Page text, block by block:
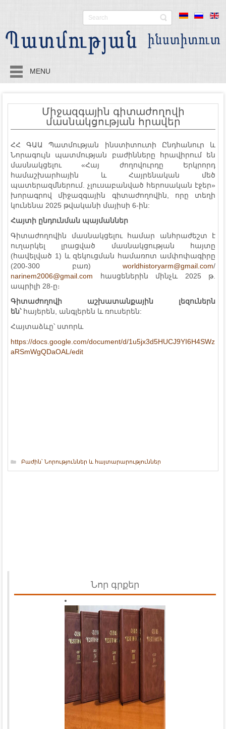
MENU
Միջազգային գիտաժողովի
մասնակցության հրավեր
ՀՀ ԳԱԱ Պատմության ինստիտուտի Ընդհանուր և
Նորագույն պատմության բաժինները հրավիրում են
մասնակցելու «Հայ ժողովուրդը Երկրորդ
համաշխարհային և Հայրենական մեծ
պատերազմներում. չլուսաբանված հերոսական էջեր»
խորագրով միջազգային գիտաժողովին, որը տեղի
կունենա 2025 թվականի մայիսի 6-ին:
Հայտի ընդունման պայմաններ
Գիտաժողովին մասնակցելու համար անհրաժեշտ է
ուղարկել լրացված մասնակցության հայտը
(հավելված 1) և զեկուցման համառոտ ամփոփագիրը
(200-300 բառ) worldhistoryarm@gmail.com/
narinem2006@gmail.com հասցեներին մինչև 2025 թ.
ապրիլի 28-ը։
Գիտաժողովի աշխատանքային լեզուներն
են՝ հայերեն, անգլերեն և ռուսերեն:
Հայտաձևը՝ ստորև
https://docs.google.com/document/d/1u5jx3d5HUCJ9YI6H4SWz
aRSmWgQDaOAL/edit
Բաժին՝ Նորություններ և հայտարարություններ
Նոր գրքեր